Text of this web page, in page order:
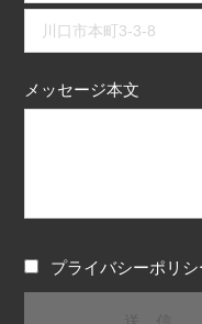
メッセージ本文
プライバシーポリシ